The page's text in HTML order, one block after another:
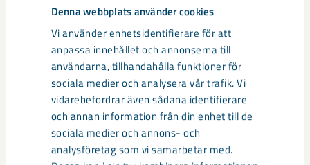
Denna webbplats använder cookies
Vi använder enhetsidentifierare för att
anpassa innehållet och annonserna till
användarna, tillhandahålla funktioner för
sociala medier och analysera vår trafik. Vi
vidarebefordrar även sådana identifierare
och annan information från din enhet till de
sociala medier och annons- och
analysföretag som vi samarbetar med.
borrhålen kan det teoretiskt vara svårare att borra exakt rakt
med smalare borrkronor. Allt avgörs av borrstyrningen, säger
Lars Öderyd.– Jag är alltid noggrann med alla inställningar
som jag kan påverka. Jag har inte upplevt några problem
hittills, säger Johannes Byström.
Trots att testresultaten inte är helt färdigställda har LKAB
ändå beslutat att införa borrning med smalare borrhål på
Västra Fältet.– Det beror på de kommande nya, hårdare